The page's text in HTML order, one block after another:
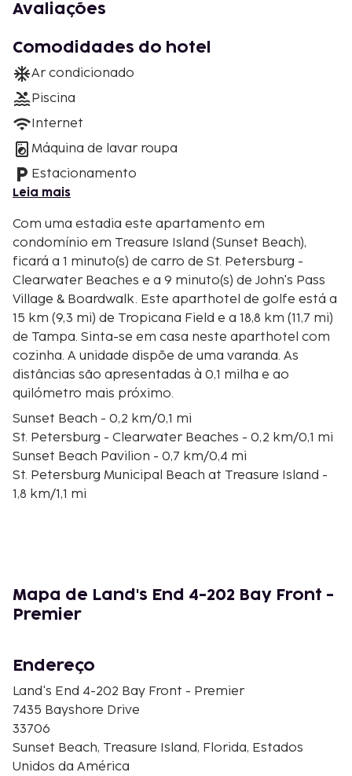
Avaliações
Comodidades do hotel
Ar condicionado
Piscina
Internet
Máquina de lavar roupa
Estacionamento
Leia mais
Com uma estadia este apartamento em
condomínio em Treasure Island (Sunset Beach),
ficará a 1 minuto(s) de carro de St. Petersburg -
Clearwater Beaches e a 9 minuto(s) de John's Pass
Village & Boardwalk. Este aparthotel de golfe está a
15 km (9,3 mi) de Tropicana Field e a 18,8 km (11,7 mi)
de Tampa. Sinta-se em casa neste aparthotel com
cozinha. A unidade dispõe de uma varanda. As
distâncias são apresentadas à 0,1 milha e ao
quilómetro mais próximo.
Sunset Beach - 0,2 km/0,1 mi
St. Petersburg - Clearwater Beaches - 0,2 km/0,1 mi
Sunset Beach Pavilion - 0,7 km/0,4 mi
St. Petersburg Municipal Beach at Treasure Island -
1,8 km/1,1 mi
Madeira Beach - 6,1 km/3,8 mi
Belleair Beach - 6,1 km/3,8 mi
Polynesian Putter - 6,6 km/4,1 mi
Dolphin Landings Charter Boat Center - 6,8 km/4,2
Pass-a-Grille Beach - 7 km/4,4 mi
Os aeroportos mais próximos são:
St. Petersburg, FL (Aeroporto Albert Whitted - SPG)
Mapa de Land's End 4-202 Bay Front -
Premier
Endereço
Land's End 4-202 Bay Front - Premier
7435 Bayshore Drive
33706
Sunset Beach, Treasure Island, Florida, Estados
Unidos da América